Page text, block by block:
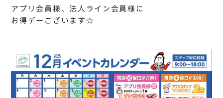
アプリ会員様、法人ライン会員様に
お得デーございます☆